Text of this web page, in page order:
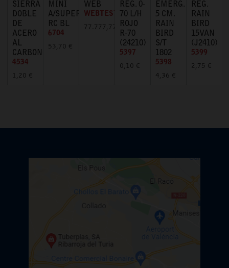
SIERRA
DOBLE
DE
ACERO
AL
CARBONO
4534
1,20 €
MINI
A/SUPERIOR
RC BL
6704
53,70 €
WEB
WEBTEST
77.777,77 €
REG. 0-
70 L/H
ROJO
R-70
(24210)
5397
0,10 €
EMERG.
5 CM.
RAIN
BIRD
S/T
1802
5398
4,36 €
REG.
RAIN
BIRD
15VAN
(J2410)
5399
2,75 €